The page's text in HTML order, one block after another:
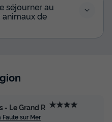
séjourner au
animaux de
- Le Grand R ★★★★
sur Mer